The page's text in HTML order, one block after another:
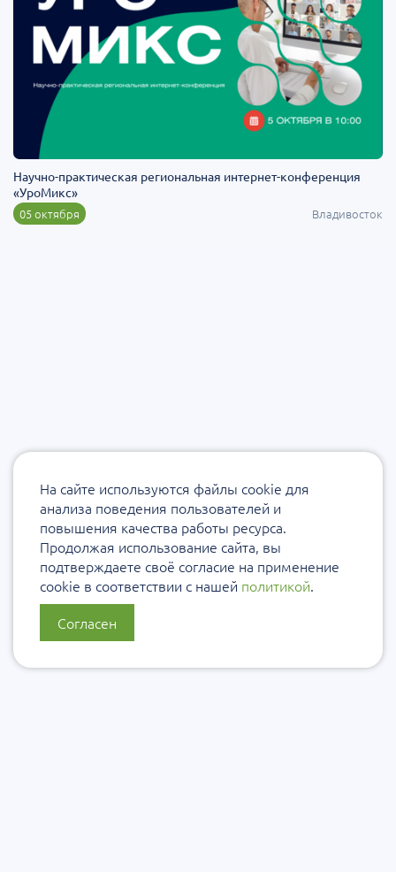
Научно-практическая региональная интернет-конференция
«УроМикс»
05 октября Владивосток
На сайте используются файлы cookie для
анализа поведения пользователей и
повышения качества работы ресурса.
Продолжая использование сайта, вы
подтверждаете своё согласие на применение
cookie в соответствии с нашей политикой.
Согласен